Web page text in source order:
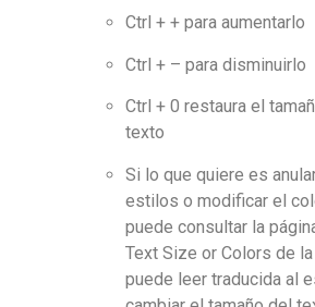
Ctrl + + para aumentarlo
Ctrl + – para disminuirlo
Ctrl + 0 restaura el
texto
Si lo que quiere es
estilos o modificar el
puede consultar la
Text Size or Colors de la
puede leer traducida al